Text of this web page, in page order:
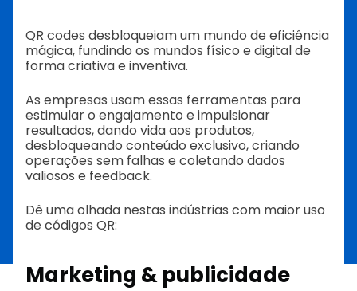
QR codes desbloqueiam um mundo de eficiência
mágica, fundindo os mundos físico e digital de
forma criativa e inventiva.
As empresas usam essas ferramentas para
estimular o engajamento e impulsionar
resultados, dando vida aos produtos,
desbloqueando conteúdo exclusivo, criando
operações sem falhas e coletando dados
valiosos e feedback.
Dê uma olhada nestas indústrias com maior uso
de códigos QR:
Marketing & publicidade